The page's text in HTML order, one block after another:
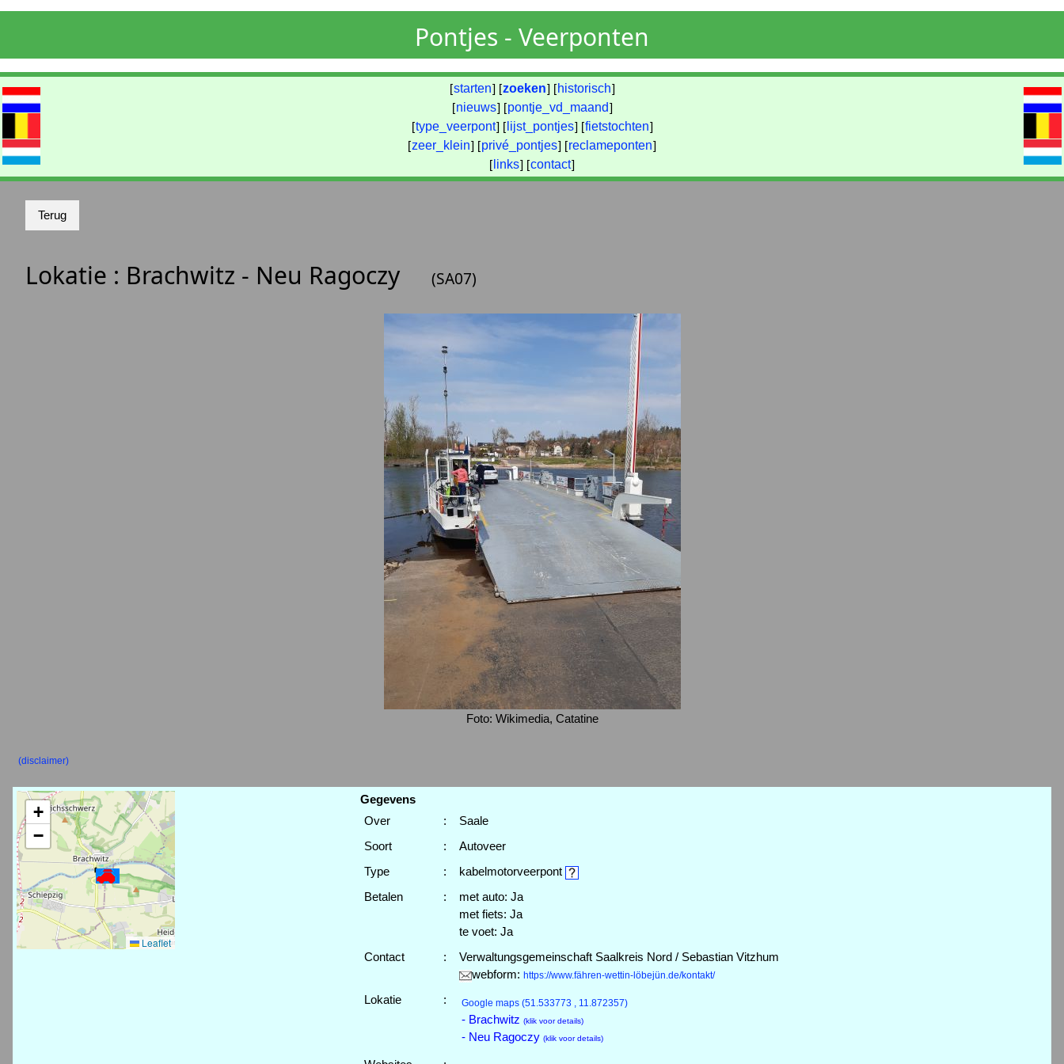
Pontjes - Veerponten
[starten] [zoeken] [ historisch]
[nieuws] [pontje_vd_maand]
[type_veerpont] [ lijst_pontjes] [fietstochten]
[zeer_klein] [privé_pontjes] [reclameponten]
[ links] [contact]
Lokatie : Brachwitz - Neu Ragoczy (SA07)
Foto: Wikimedia, Catatine
(disclaimer)
+
−
Leaflet
Gegevens
Over
:
Saale
Soort
:
Autoveer
Type
:
kabelmotorveerpont
Betalen
:
met auto: Ja
met fiets: Ja
te voet: Ja
Contact
:
Verwaltungsgemeinschaft Saalkreis Nord / Sebastian Vitzhum
webform: https://www.fähren-wettin-löbejün.de/kontakt/
Lokatie : Google maps (51.533773 , 11.872357)
- Brachwitz (klik voor details)
- Neu Ragoczy (klik voor details)